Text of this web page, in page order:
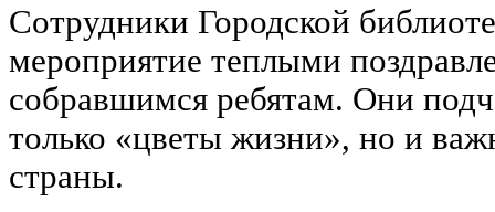
Сотрудники Городской
мероприятие теплыми
собравшимся ребятам. Они
только «цветы жизни», но и
страны.